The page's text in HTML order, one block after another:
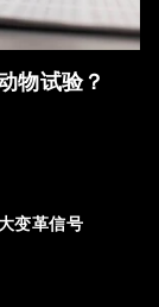
物试验？
变革信号